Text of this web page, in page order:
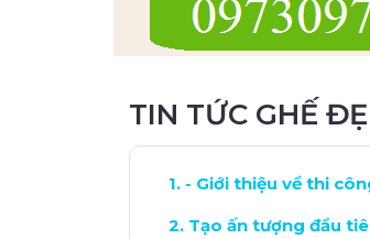
TIN TỨC GHẾ
- Giới thiệu về thi
Tạo ấn tượng đầu